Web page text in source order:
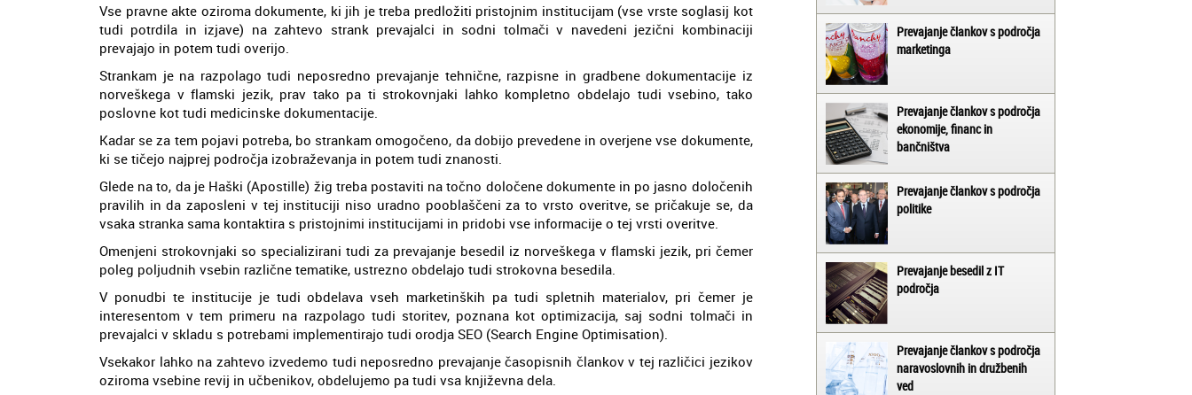
Vse pravne akte oziroma dokumente, ki jih je treba predložiti pristojnim institucijam (vse vrste soglasij kot
tudi potrdila in izjave) na zahtevo strank prevajalci in sodni tolmači v navedeni jezični kombinaciji
prevajajo in potem tudi overijo.
Strankam je na razpolago tudi neposredno prevajanje tehnične, razpisne in gradbene dokumentacije iz
norveškega v flamski jezik, prav tako pa ti strokovnjaki lahko kompletno obdelajo tudi vsebino, tako
poslovne kot tudi medicinske dokumentacije.
Kadar se za tem pojavi potreba, bo strankam omogočeno, da dobijo prevedene in overjene vse dokumente,
ki se tičejo najprej področja izobraževanja in potem tudi znanosti.
Glede na to, da je Haški (Apostille) žig treba postaviti na točno določene dokumente in po jasno določenih
pravilih in da zaposleni v tej instituciji niso uradno pooblaščeni za to vrsto overitve, se pričakuje se, da
vsaka stranka sama kontaktira s pristojnimi institucijami in pridobi vse informacije o tej vrsti overitve.
Omenjeni strokovnjaki so specializirani tudi za prevajanje besedil iz norveškega v flamski jezik, pri čemer
poleg poljudnih vsebin različne tematike, ustrezno obdelajo tudi strokovna besedila.
V ponudbi te institucije je tudi obdelava vseh marketinških pa tudi spletnih materialov, pri čemer je
interesentom v tem primeru na razpolago tudi storitev, poznana kot optimizacija, saj sodni tolmači in
prevajalci v skladu s potrebami implementirajo tudi orodja SEO (Search Engine Optimisation).
Vsekakor lahko na zahtevo izvedemo tudi neposredno prevajanje časopisnih člankov v tej različici jezikov
oziroma vsebine revij in učbenikov, obdelujemo pa tudi vsa književna dela.
Prevajanje člankov s področja
marketinga
Prevajanje člankov s področja
ekonomije, financ in
bančništva
Prevajanje člankov s področja
politike
Prevajanje besedil z IT
področja
Prevajanje člankov s področja
naravoslovnih in družbenih
ved